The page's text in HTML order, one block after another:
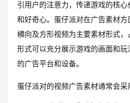
引用户的注意力，传递游戏的核
和好奇心。蛋仔派对在广告素材
横向及方形视频为主要素材形式，
形式可以充分展示游戏的画面和玩
的广告平台和设备。
蛋仔派对的视频广告素材通常会采